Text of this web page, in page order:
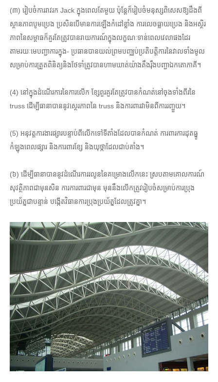
(៣) រៀបចំការរាវរក Jack ក្នុងពេលតែមួយ ប៉ុន្តែក៏រៀបចំមនុស្សពិសេសឱ្យដឹងពី
ស្ថានភាពបូមប្រេង ប្រសិនបើមានការឡើងកំដៅខ្លាំង ការលេចធ្លាយប្រេង និងអស្ថិរ
ភាពនៃសម្ពាធក៏គួរតែត្រូវបានរាយការណ៍ក្នុងលក្ខណៈទាន់ពេលវេលាផងដែរ
តាមរយៈមេបញ្ជាការក្នុង- ប្រធានបានយល់ព្រមបញ្ឈប់ប្រតិបត្តិការនៃវាលទាំងមូល
សម្រាប់ការត្រួតពិនិត្យនិងថែទាំត្រូវបានហាមឃាត់យ៉ាងតឹងរ៉ឹងបញ្ជាឯកតោភាគី។
(4) នៅក្នុងដំណើរការនៃការលើក ខ្សែពួរគួរតែត្រូវបានកំណត់នៅចុងទាំងពីរនៃ
truss ដើម្បីធានាបាននូវស្ថេរភាពនៃ truss និងការពារវាមិនពីការរញ្ជួយ។
(5) អនុវត្តការងារផ្សារបន្ទាប់ពីលើកទៅទីតាំងដែលបានកំណត់ ការពារការដុតធ្នូ
កំឡុងពេលផ្សារ និងការពារខ្សែ និងយុថ្កាដែលជាប់គាំង។
(៦) ដើម្បីធានាបាននូវដំណើរការរលូននៃគម្រោងលើកនេះ ស្របតាមគោលការណ៍
សុវត្ថិភាពជាមុនសិន ការការពារជាមុន មុននឹងលើកត្រូវរៀបចំសម្រាប់ការប្រុង
ប្រយ័ត្នជាបន្ទាន់ បង្កើតវិធានការប្រុងប្រយ័ត្នដែលត្រូវគ្នា។